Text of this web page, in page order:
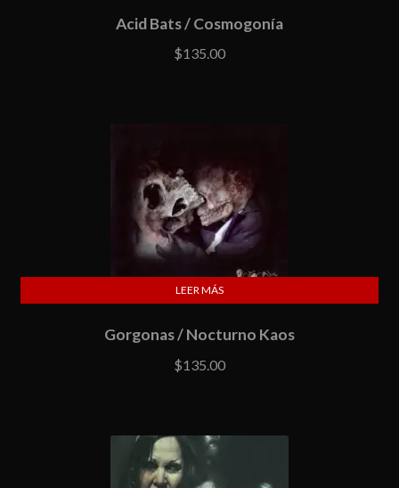
Acid Bats / Cosmogonía
$135.00
Gorgonas / Nocturno Kaos
$135.00
LEER MÁS